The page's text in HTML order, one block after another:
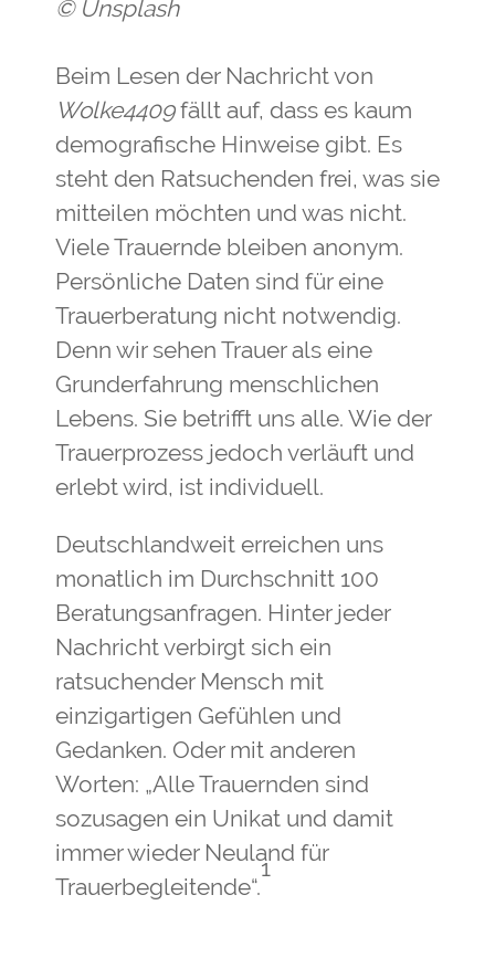
© Unsplash
Beim Lesen der Nachricht von
Wolke4409fällt auf, dass es kaum
demografische Hinweise gibt. Es
steht den Ratsuchenden frei, was sie
mitteilen möchten und was nicht.
Viele Trauernde bleiben anonym.
Persönliche Daten sind für eine
Trauerberatung nicht notwendig.
Denn wir sehen Trauer als eine
Grunderfahrung menschlichen
Lebens. Sie betrifft uns alle. Wie der
Trauerprozess jedoch verläuft und
erlebt wird, ist individuell.
Deutschlandweit erreichen uns
monatlich im Durchschnitt 100
Beratungsanfragen. Hinter jeder
Nachricht verbirgt sich ein
ratsuchender Mensch mit
einzigartigen Gefühlen und
Gedanken. Oder mit anderen
Worten: „Alle Trauernden sind
sozusagen ein Unikat und damit
immer wieder Neuland für
Trauerbegleitende“.
1